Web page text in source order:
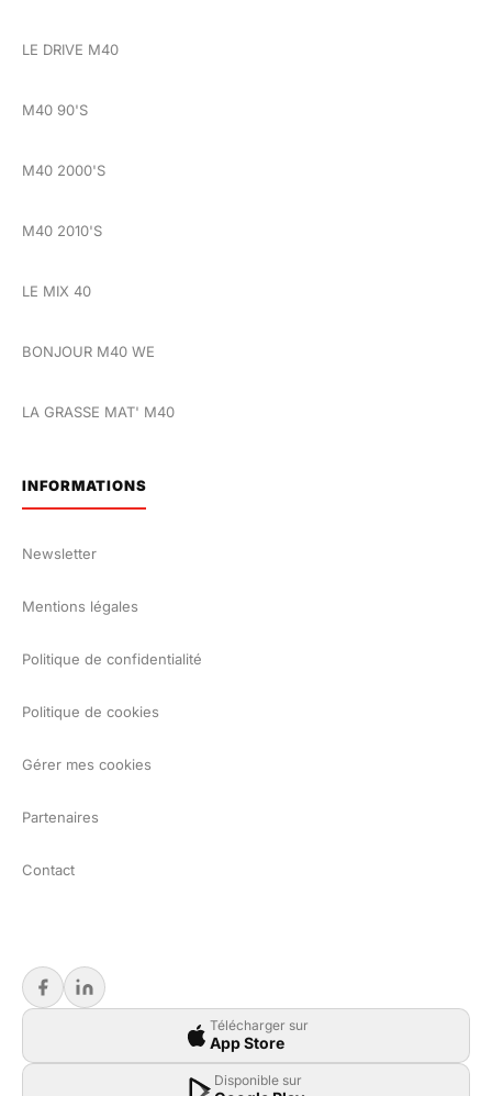
LE DRIVE M40
M40 90'S
M40 2000'S
M40 2010'S
LE MIX 40
BONJOUR M40 WE
LA GRASSE MAT' M40
INFORMATIONS
Newsletter
Mentions légales
Politique de confidentialité
Politique de cookies
Gérer mes cookies
Partenaires
Contact
Télécharger sur
App Store
Disponible sur